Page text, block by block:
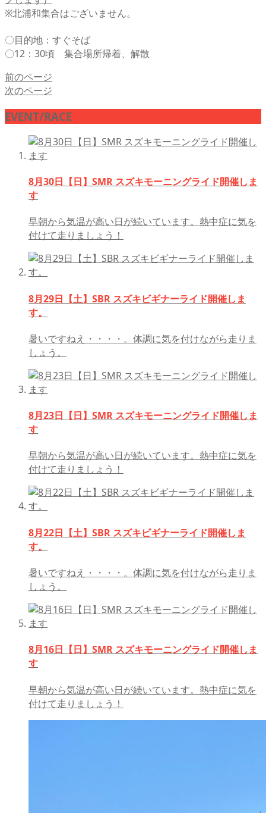
※北浦和集合はございません。
〇目的地：すぐそば
〇12：30頃 集合場所帰着、解散
前のページ
次のページ
EVENT/RACE
8月30日【日】SMR スズキモーニングライド開催しま
す
早朝から気温が高い日が続いています。熱中症に気を
付けて走りましょう！
8月29日【土】SBR スズキビギナーライド開催しま
す。
暑いですねえ・・・・。体調に気を付けながら走りま
しょう。
8月23日【日】SMR スズキモーニングライド開催しま
す
早朝から気温が高い日が続いています。熱中症に気を
付けて走りましょう！
8月22日【土】SBR スズキビギナーライド開催しま
す。
暑いですねえ・・・・。体調に気を付けながら走りま
しょう。
8月16日【日】SMR スズキモーニングライド開催しま
す
早朝から気温が高い日が続いています。熱中症に気を
付けて走りましょう！